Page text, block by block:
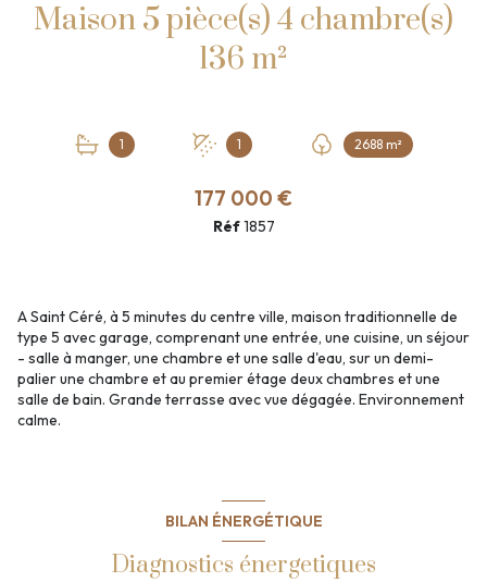
Maison 5 pièce(s) 4 chambre(s)
136 m²
1 1 2688 m²
177 000 €
Réf1857
A Saint Céré, à 5 minutes du centre ville, maison traditionnelle de
type 5 avec garage, comprenant une entrée, une cuisine, un séjour
- salle à manger, une chambre et une salle d'eau, sur un demi-
palier une chambre et au premier étage deux chambres et une
salle de bain. Grande terrasse avec vue dégagée. Environnement
calme.
BILAN ÉNERGÉTIQUE
Diagnostics énergetiques